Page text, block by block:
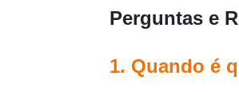
Perguntas e
1. Quando é